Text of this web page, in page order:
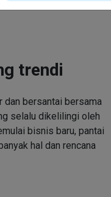
trendi
dan bersantai bersama
selalu dikelilingi oleh
bisnis baru, pantai
hal dan rencana